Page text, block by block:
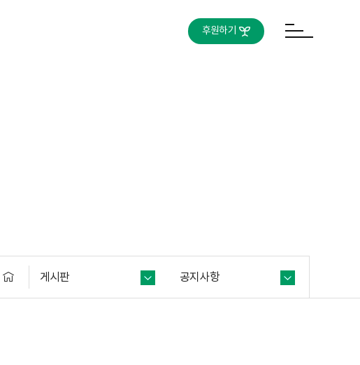
후원하기
게시판 공지사항